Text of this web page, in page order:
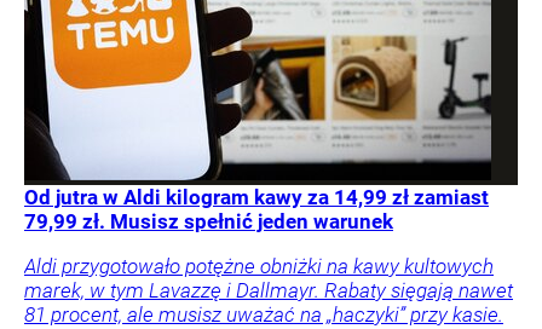
Od jutra w Aldi kilogram kawy za 14,99 zł zamiast
79,99 zł. Musisz spełnić jeden warunek
Aldi przygotowało potężne obniżki na kawy kultowych
marek, w tym Lavazzę i Dallmayr. Rabaty sięgają nawet
81 procent, ale musisz uważać na „haczyki” przy kasie.